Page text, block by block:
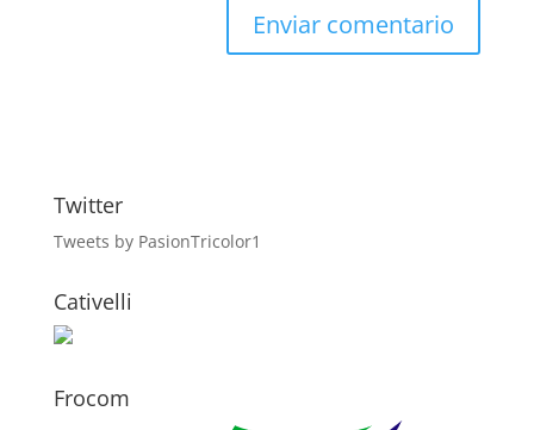
Twitter
Tweets by PasionTricolor1
Cativelli
Frocom